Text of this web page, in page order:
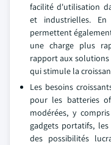
facilité d'utilisation
et industrielles. En
permettent
une charge plus
rapport aux solutions
qui stimule la
Les besoins
pour les batteries
modérées, y
gadgets portatifs,
des possibilités